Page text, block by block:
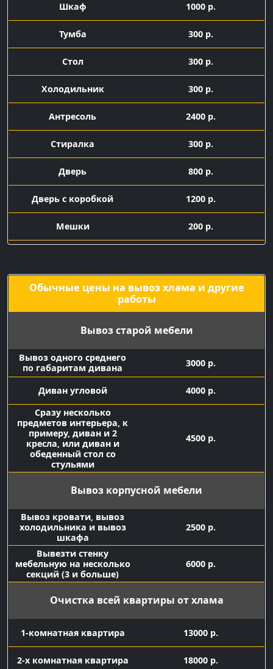
Шкаф 1000 р.
Тумба 300 р.
Стол 300 р.
Холодильник 300 р.
Антресоль 2400 р.
Стиралка 300 р.
Дверь 800 р.
Дверь с коробкой 1200 р.
Мешки
200 р.
Подача машины с
Обычные цены на вывоз хлама и другие
работы
Вывоз старой мебели
Вывоз одного среднего
по габаритам дивана
3000 р.
Диван угловой
4000 р.
Сразу несколько
предметов интерьера, к
примеру, диван и 2
кресла, или диван и
обеденный стол со
стульями
4500 р.
Вывоз корпусной мебели
Вывоз кровати, вывоз
холодильника и вывоз
шкафа
2500 р.
Вывезти стенку
мебельную на несколько
секций (3 и больше)
6000 р.
Очистка всей квартиры от хлама
1-комнатная квартира 13000 р.
2-х комнатная квартира 18000 р.